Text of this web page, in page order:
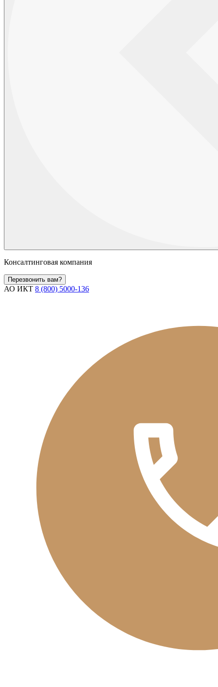
Консалтинговая компания
Перезвонить вам?
АО ИКТ 8 (800) 5000-136